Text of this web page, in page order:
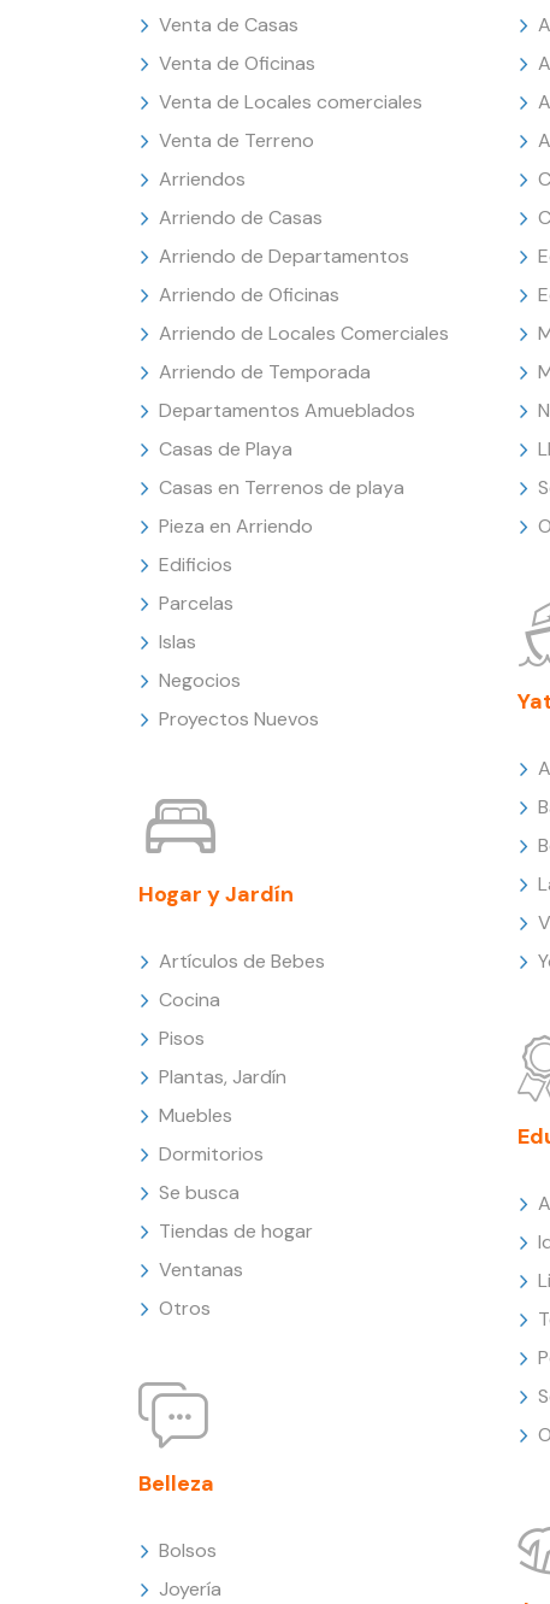
Venta de Casas
Venta de Oficinas
Venta de Locales comerciales
Venta de Terreno
Arriendos
Arriendo de Casas
Arriendo de Departamentos
Arriendo de Oficinas
Arriendo de Locales Comerciales
Arriendo de Temporada
Departamentos Amueblados
Casas de Playa
Casas en Terrenos de playa
Pieza en Arriendo
Edificios
Parcelas
Islas
Negocios
Proyectos Nuevos
Hogar y Jardín
Artículos de Bebes
Cocina
Pisos
Plantas, Jardín
Muebles
Dormitorios
Se busca
Tiendas de hogar
Ventanas
Otros
Belleza
Bolsos
Joyería